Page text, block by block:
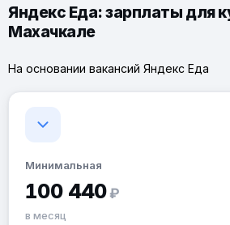
Яндекс Еда: зарплаты для
Махачкале
На основании вакансий Яндекс Еда
Минимальная
100 440 ₽
в месяц